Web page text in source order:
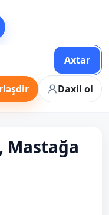
Axtar
Daxil ol
Mastağa